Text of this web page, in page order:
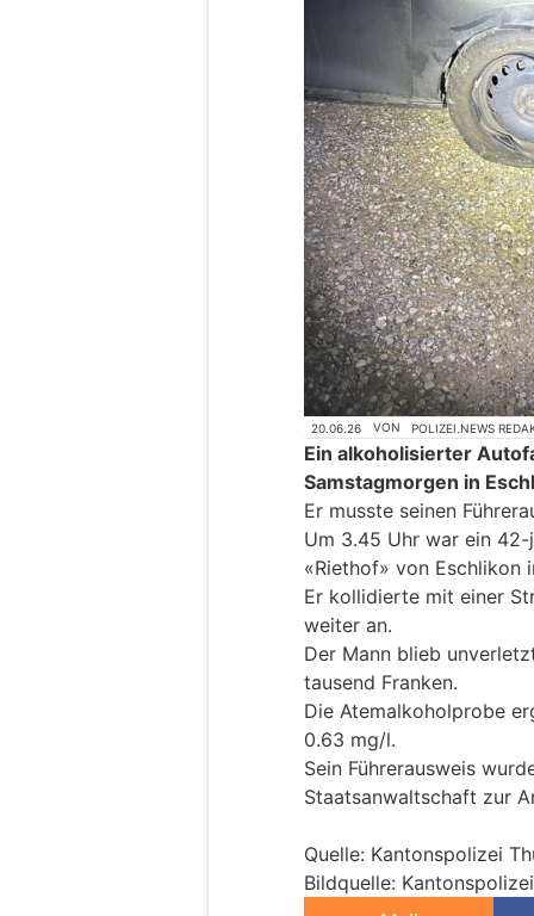
20.06.26 VON POLIZEI.NEWS
Ein alkoholisierter
Samstagmorgen in
Er musste seinen
Um 3.45 Uhr war ein
«Riethof» von Eschlikon
Er kollidierte mit einer
weiter an.
Der Mann blieb
tausend Franken.
Die Atemalkoholprobe
0.63 mg/l.
Sein Führerausweis
Staatsanwaltschaft zur
Quelle: Kantonspolizei
Bildquelle: